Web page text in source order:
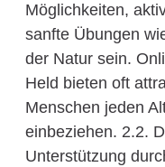
Möglichkeiten,
sanfte Übungen
der Natur sein.
Held bieten oft
Menschen jeden
einbeziehen. 2.2.
Unterstützung